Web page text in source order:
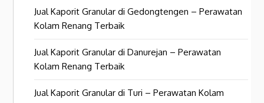
Jual Kaporit Granular di Gedongtengen – Perawatan
Kolam Renang Terbaik
Jual Kaporit Granular di Danurejan – Perawatan
Kolam Renang Terbaik
Jual Kaporit Granular di Turi – Perawatan Kolam